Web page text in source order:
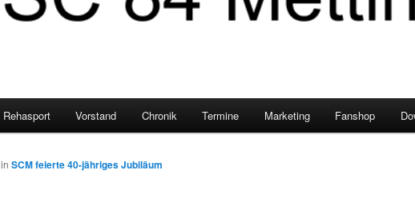
Rehasport Vorstand Chronik Termine Marketing Fanshop
inSCM feierte 40-jähriges Jubiläum